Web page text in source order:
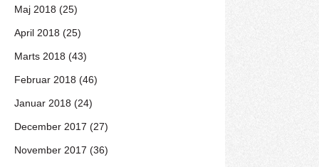
Maj 2018 (25)
April 2018 (25)
Marts 2018 (43)
Februar 2018 (46)
Januar 2018 (24)
December 2017 (27)
November 2017 (36)